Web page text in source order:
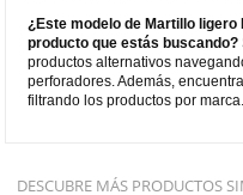
¿Este modelo de Martillo
producto que estás buscando?
productos alternativos
perforadores. Además,
filtrando los productos por marca.
DESCUBRE MÁS PRODUCTOS